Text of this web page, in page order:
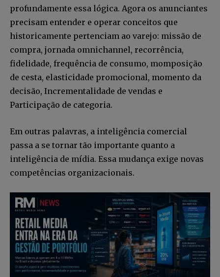
profundamente essa lógica. Agora os anunciantes
precisam entender e operar conceitos que
historicamente pertenciam ao varejo: missão de
compra, jornada omnichannel, recorrência,
fidelidade, frequência de consumo, momposição
de cesta, elasticidade promocional, momento da
decisão, Incrementalidade de vendas e
Participação de categoria.
Em outras palavras, a inteligência comercial
passa a se tornar tão importante quanto a
inteligência de mídia. Essa mudança exige novas
competências organizacionais.